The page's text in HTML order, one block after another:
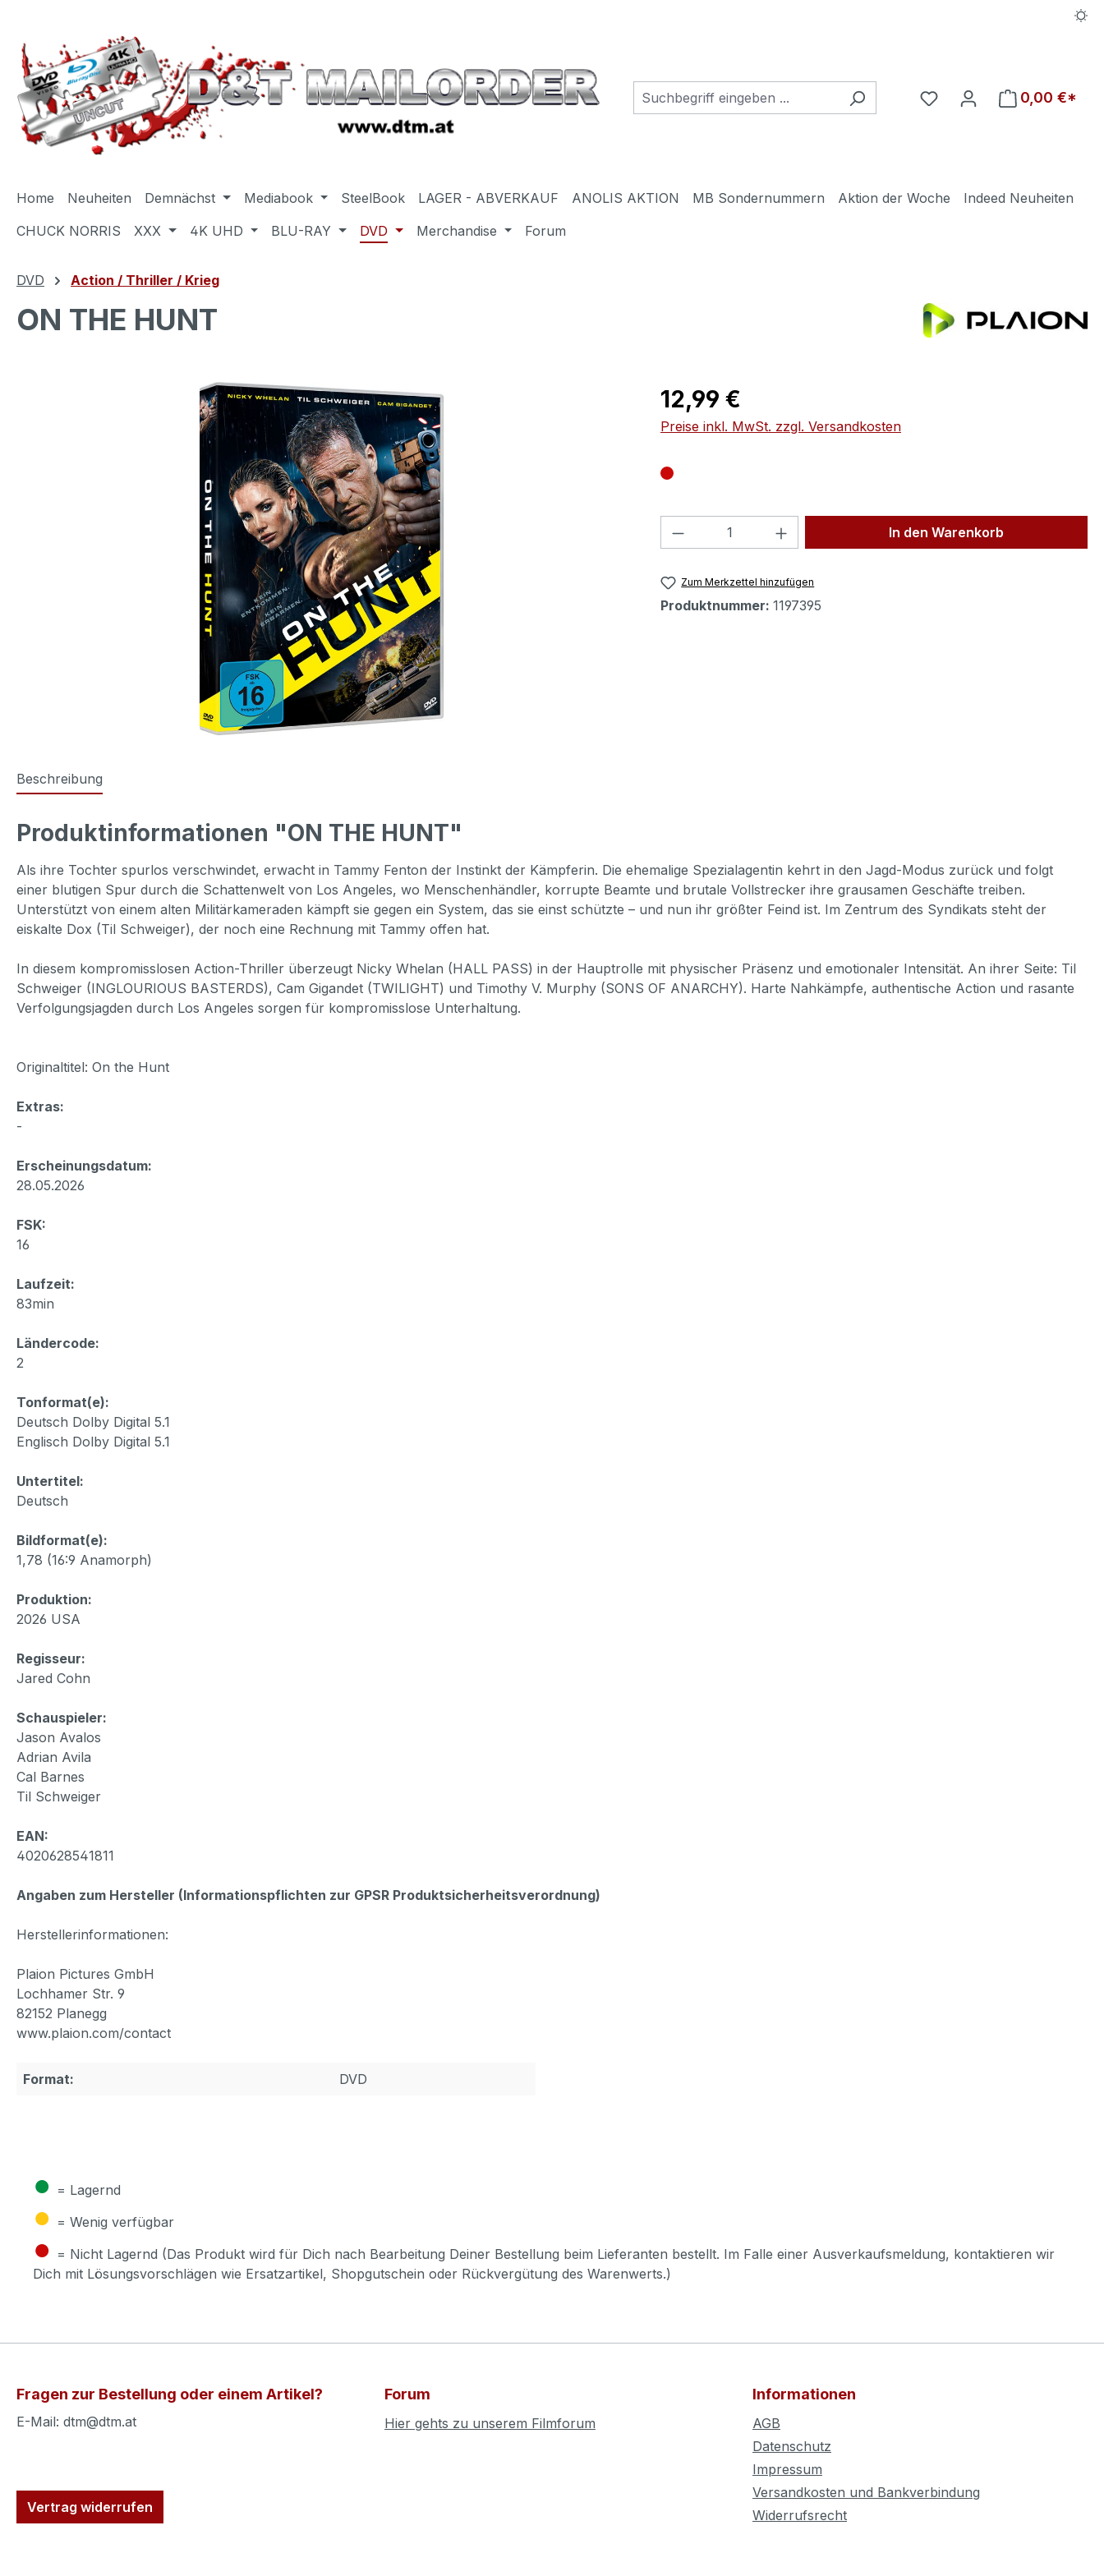
Du hast 0 Produkte auf
0,00 €*
Home Neuheiten Demnächst Mediabook SteelBook LAGER - ABVERKAUF ANOLIS AKTION MB Sondernummern Aktion der Woche
Indeed Neuheiten
CHUCK NORRIS
XXX 4K UHD BLU-RAY DVD Merchandise Forum
DVD Action / Thriller / Krieg
ON THE HUNT
Regulärer Preis:
12,99 €
Preise inkl. MwSt. zzgl. Versandkosten
Produkt Anzahl: Gib den gewünschten Wert
In den Warenkorb
Zum Merkzettel hinzufügen
Produktnummer: 1197395
Beschreibung
Produktinformationen "ON THE HUNT"
Als ihre Tochter spurlos verschwindet, erwacht in Tammy Fenton der Instinkt der Kämpferin. Die ehemalige Spezialagentin kehrt in den Jagd-Modus zurück und folgt
einer blutigen Spur durch die Schattenwelt von Los Angeles, wo Menschenhändler, korrupte Beamte und brutale Vollstrecker ihre grausamen Geschäfte treiben.
Unterstützt von einem alten Militärkameraden kämpft sie gegen ein System, das sie einst schützte – und nun ihr größter Feind ist. Im Zentrum des Syndikats steht der
eiskalte Dox (Til Schweiger), der noch eine Rechnung mit Tammy offen hat.
In diesem kompromisslosen Action-Thriller überzeugt Nicky Whelan (HALL PASS) in der Hauptrolle mit physischer Präsenz und emotionaler Intensität. An ihrer Seite: Til
Schweiger (INGLOURIOUS BASTERDS), Cam Gigandet (TWILIGHT) und Timothy V. Murphy (SONS OF ANARCHY). Harte Nahkämpfe, authentische Action und rasante
Verfolgungsjagden durch Los Angeles sorgen für kompromisslose Unterhaltung.
Originaltitel: On the Hunt
Extras:
-
Erscheinungsdatum:
28.05.2026
FSK:
16
Laufzeit:
83min
Ländercode:
2
Tonformat(e):
Deutsch Dolby Digital 5.1
Englisch Dolby Digital 5.1
Untertitel:
Deutsch
Bildformat(e):
1,78 (16:9 Anamorph)
Produktion:
2026 USA
Regisseur:
Jared Cohn
Schauspieler:
Jason Avalos
Adrian Avila
Cal Barnes
Til Schweiger
EAN:
4020628541811
Angaben zum Hersteller (Informationspflichten zur GPSR Produktsicherheitsverordnung)
Herstellerinformationen:
Plaion Pictures GmbH
Lochhamer Str. 9
82152 Planegg
www.plaion.com/contact
Format: DVD
● = Lagernd
● = Wenig verfügbar
● = Nicht Lagernd (Das Produkt wird für Dich nach Bearbeitung Deiner Bestellung beim Lieferanten bestellt. Im Falle einer Ausverkaufsmeldung, kontaktieren wir
Dich mit Lösungsvorschlägen wie Ersatzartikel, Shopgutschein oder Rückvergütung des Warenwerts.)
Fragen zur Bestellung oder einem Artikel?
E-Mail: dtm@dtm.at
Vertrag widerrufen
Forum
Hier gehts zu unserem Filmforum
Informationen
AGB
Datenschutz
Impressum
Versandkosten und Bankverbindung
Widerrufsrecht